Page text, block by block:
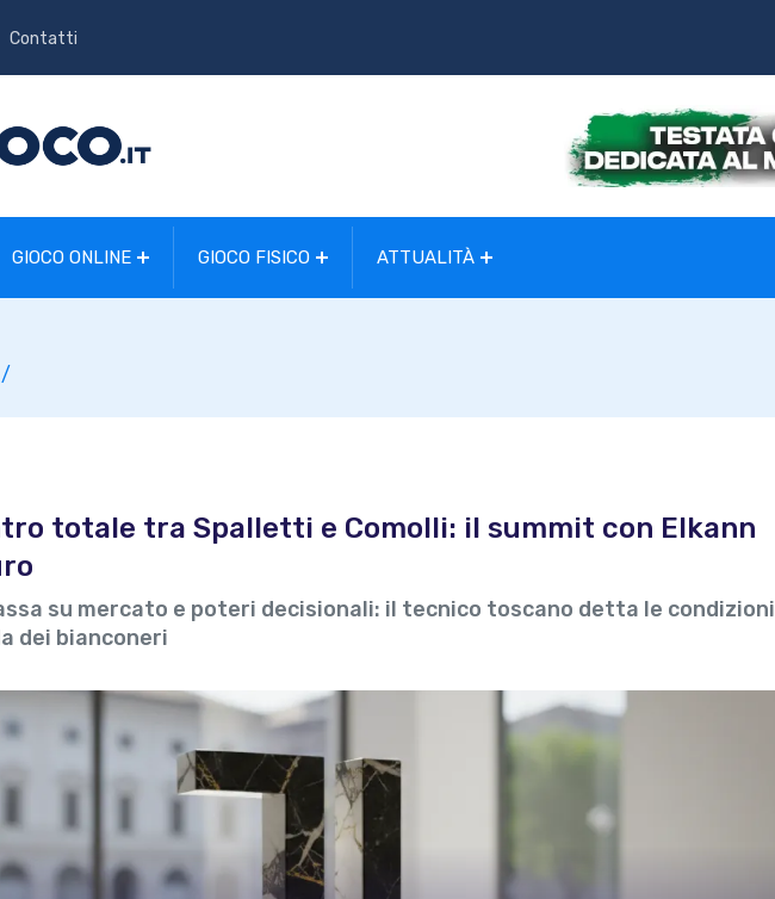
Contatti
GIOCO ONLINE GIOCO FISICO ATTUALITÀ
totale tra Spalletti e Comolli: il summit con Elkann
su mercato e poteri decisionali: il tecnico toscano detta le condizioni
dei bianconeri